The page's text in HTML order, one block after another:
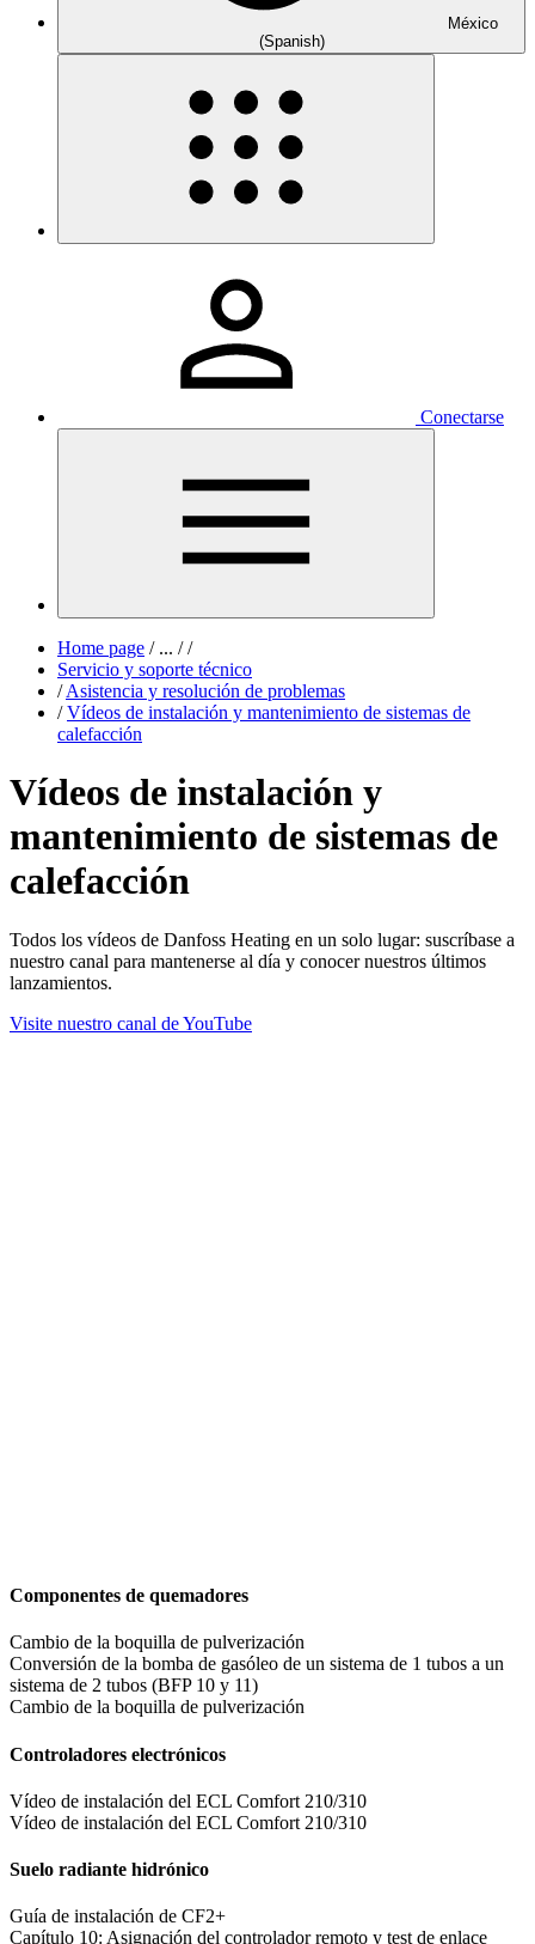
México
(Spanish)
Conectarse
Home page /... / /
Servicio y soporte técnico
/ Asistencia y resolución de problemas
/ Vídeos de instalación y mantenimiento de sistemas de
calefacción
Vídeos de instalación y
mantenimiento de sistemas de
calefacción
Todos los vídeos de Danfoss Heating en un solo lugar: suscríbase a
nuestro canal para mantenerse al día y conocer nuestros últimos
lanzamientos.
Visite nuestro canal de YouTube
Componentes de quemadores
Cambio de la boquilla de pulverización
Conversión de la bomba de gasóleo de un sistema de 1 tubos a un
sistema de 2 tubos (BFP 10 y 11)
Cambio de la boquilla de pulverización
Controladores electrónicos
Vídeo de instalación del ECL Comfort 210/310
Vídeo de instalación del ECL Comfort 210/310
Suelo radiante hidrónico
Guía de instalación de CF2+
Capítulo 10: Asignación del controlador remoto y test de enlace